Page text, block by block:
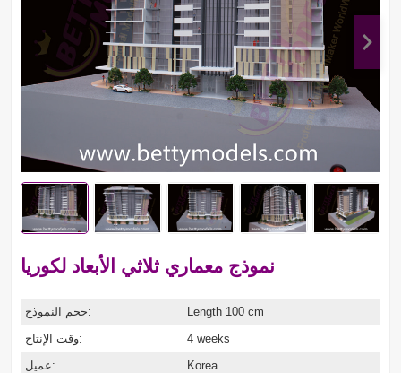
نموذج معماري ثلاثي الأبعاد لكوريا
حجم النموذج:
Length 100 cm
وقت الإنتاج:
4 weeks
عميل:
Korea